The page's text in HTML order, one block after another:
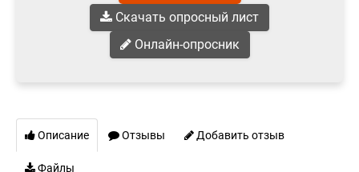
Скачать опросный лист
Онлайн-опросник
Описание Отзывы Добавить отзыв
Файлы